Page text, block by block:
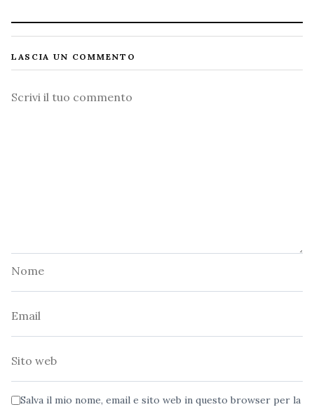
LASCIA UN COMMENTO
Commento
Salva il mio nome, email e sito web in questo browser per la